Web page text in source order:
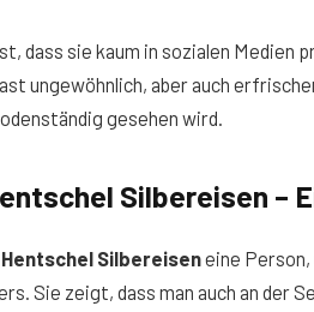
dass sie kaum in sozialen Medien
ungewöhnlich, aber auch
gesehen wird.
Silbereisen –
Hentschel Silbereiseneine Person,
Sie zeigt, dass man auch an der